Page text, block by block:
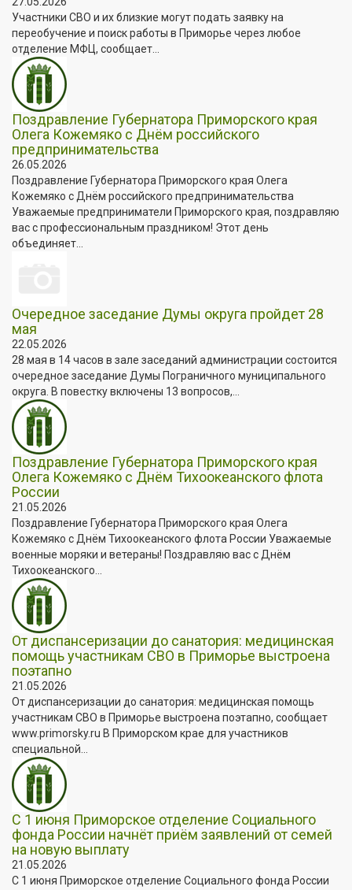
Участники СВО и их близкие могут подать заявку на
переобучение и поиск работы в Приморье через любое
отделение МФЦ, сообщает...
Поздравление Губернатора Приморского края
Олега Кожемяко с Днём российского
предпринимательства
26.05.2026
Поздравление Губернатора Приморского края Олега
Кожемяко с Днём российского предпринимательства
Уважаемые предприниматели Приморского края, поздравляю
вас с профессиональным праздником! Этот день
объединяет...
Очередное заседание Думы округа пройдет 28
мая
22.05.2026
28 мая в 14 часов в зале заседаний администрации состоится
очередное заседание Думы Пограничного муниципального
округа. В повестку включены 13 вопросов,...
Поздравление Губернатора Приморского края
Олега Кожемяко с Днём Тихоокеанского флота
России
21.05.2026
Поздравление Губернатора Приморского края Олега
Кожемяко с Днём Тихоокеанского флота России Уважаемые
военные моряки и ветераны! Поздравляю вас с Днём
Тихоокеанского...
От диспансеризации до санатория: медицинская
помощь участникам СВО в Приморье выстроена
поэтапно
21.05.2026
От диспансеризации до санатория: медицинская помощь
участникам СВО в Приморье выстроена поэтапно, сообщает
www.primorsky.ru В Приморском крае для участников
специальной...
С 1 июня Приморское отделение Социального
фонда России начнёт приём заявлений от семей
на новую выплату
21.05.2026
С 1 июня Приморское отделение Социального фонда России